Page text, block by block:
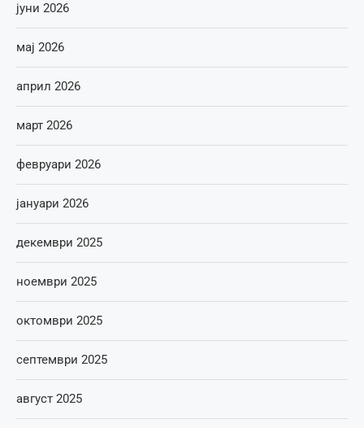
јуни 2026
мај 2026
април 2026
март 2026
февруари 2026
јануари 2026
декември 2025
ноември 2025
октомври 2025
септември 2025
август 2025